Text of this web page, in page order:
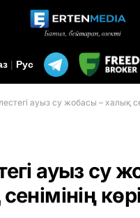
| Рус
ауыз су жобасы – халық
ауыз су